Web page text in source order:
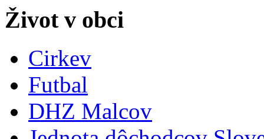
Život v obci
Cirkev
Futbal
DHZ Malcov